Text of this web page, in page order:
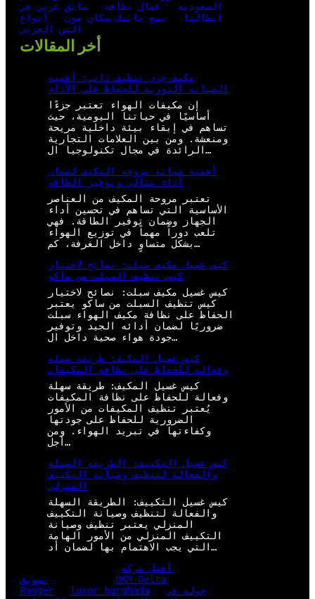
السعودية
عمال نظافة
سائق عربي في
ايطاليا
بيع باتيك سكاي مون
أنواع
البن العربي
أخر المقالات
مكيف جري تنظيف ذاتي: أهمية
الصيانة الدورية للحفاظ على الأداء
إن مكيفات الهواء تعتبر جزءًا
أساسيًا في حياتنا اليومية، حيث
تساهم في إبقاء بيئة داخلية مريحة
ومنعشة. ومن بين العلامات التجارية
الرائدة في مجال تكنولوجيا ال…
أهمية صيانة مروحة المكيف لضمان
أداء مثالي وتوفير الطاقة
تعتبر مروحة المكيف من العناصر
الأساسية التي تساهم في تحسين أداء
الجهاز وضمان توفير الطاقة. فهي
تلعب دوراً مهماً في توزيع الهواء
بشكل متساوٍ داخل الغرفة، كم…
كيس غسيل مكيف سبلت: نصائح لاختيار
كيس تنظيف السبلت من ساكو
كيس غسيل مكيف سبلت: نصائح لاختيار
كيس تنظيف السبلت من ساكو يعتبر
الحفاظ على نظافة مكيف الهواء سبلت
ضروريًا لضمان أدائه الجيد وتوفير
جودة هواء صحية داخل ال…
كيس غسيل المكيف: طريقة سهلة
وفعالة للحفاظ على نظافة المكيفات
كيس غسيل المكيف: طريقة سهلة
وفعالة للحفاظ على نظافة المكيفات
يُعتبر تنظيف المكيفات من الأمور
الضرورية للحفاظ على جودتها
وكفاءتها في تبريد الهواء. ومن
أجل…
كيس غسيل التكييف: الطريقة السهلة
والفعالة لتنظيف وصيانة التكييف
المنزلي
كيس غسيل التكييف: الطريقة السهلة
والفعالة لتنظيف وصيانة التكييف
المنزلي يعتبر تنظيف وصيانة
التكييف المنزلي من الأمور الهامة
التي يجب الاهتمام بها لضمان أد…
أفضل شركة
تسويق
OKM Delta
Ranger
luxor hurghada
جولة في